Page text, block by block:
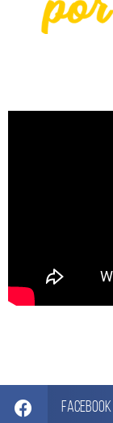
Facebook